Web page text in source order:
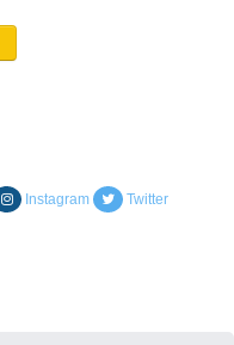
Instagram Twitter